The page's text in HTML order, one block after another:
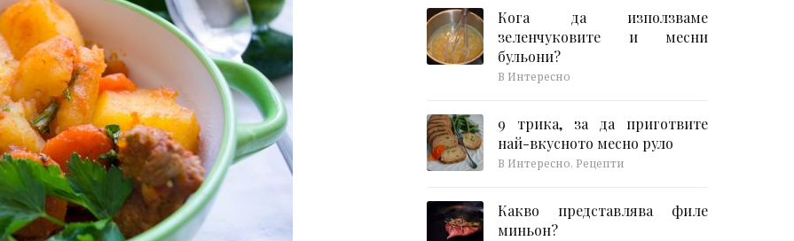
Кога да използваме
зеленчуковите и месни
бульони?
В Интересно
9 трика, за да приготвите
най-вкусното месно руло
В Интересно, Рецепти
Какво представлява филе
миньон?